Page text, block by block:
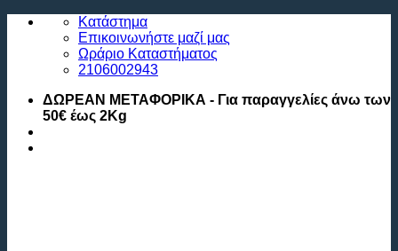
Μετάβαση
περιεχόμενο
Κατάστημα
Επικοινωνήστε μαζί μας
Ωράριο Καταστήματος
2106002943
ΔΩΡΕΑΝ ΜΕΤΑΦΟΡΙΚΑ - Για παραγγελίες άνω των
50€ έως 2Kg